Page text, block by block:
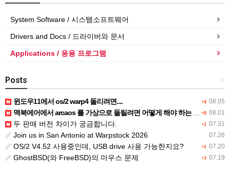
System Software / 시스템소프트웨어
Drivers and Docs / 드라이버와 문서
Applications / 응용 프로그램
+
Posts
+4 08.05
윈도우11에서 os/2 warp4 돌리려면....
+8 08.01
맥북에어에서 arcaos 를 가상으로 돌릴려면 어떻게 해야 하는 지요?
+2 07.31
두 판매 버전 차이가 궁금합니다.
07.26
Join us in San Antonio at Warpstock 2026
+1 07.20
OS/2 V4.52 사용중인데, USB drive 사용 가능한지요?
+3 07.19
GhostBSD(와 FreeBSD)의 마우스 문제